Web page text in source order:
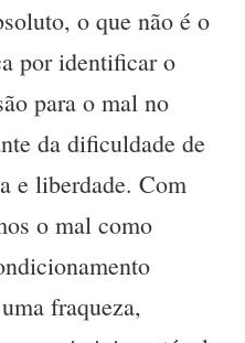
o que não é o
por identificar o
para o mal no
da dificuldade de
e liberdade. Com
o mal como
fraqueza,